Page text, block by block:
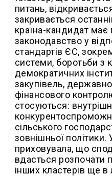
питань,
закривається
країна-кандидат має
законодавство у
стандартів ЄС,
системи, боротьби з
демократичних
закупівель,
фінансового
стосуються:
сільського
зовнішньої політики.
приховувала, що
вдасться розпочати
інших кластерів ще в